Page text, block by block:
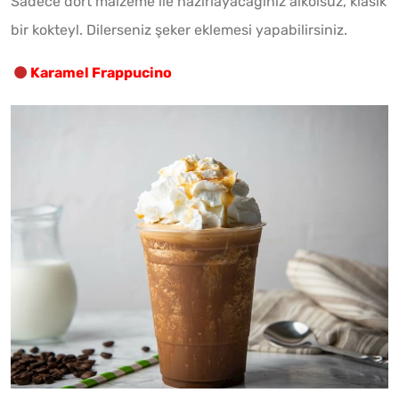
bir kokteyl. Dilerseniz şeker eklemesi yapabilirsiniz.
Karamel Frappucino